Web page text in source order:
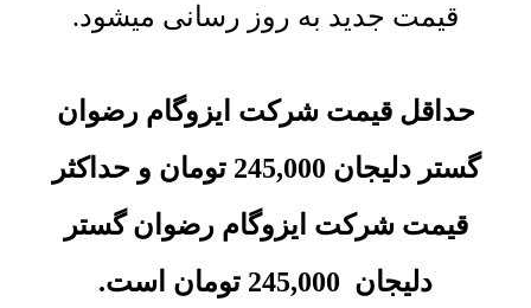
قیمت جدید به روز رسانی میشود.
حداقل قیمت شرکت ایزوگام رضوان
گستر دلیجان 245,000 تومان و حداکثر
قیمتشرکت ایزوگام رضوان گستر
دلیجان 245,000 تومان است.